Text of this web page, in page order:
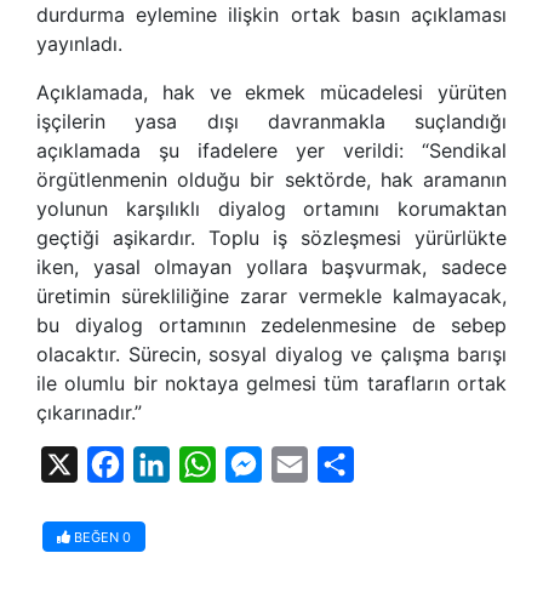
durdurma eylemine ilişkin ortak basın açıklaması
yayınladı.
Açıklamada, hak ve ekmek mücadelesi yürüten
işçilerin yasa dışı davranmakla suçlandığı
açıklamada şu ifadelere yer verildi: “Sendikal
örgütlenmenin olduğu bir sektörde, hak aramanın
yolunun karşılıklı diyalog ortamını korumaktan
geçtiği aşikardır. Toplu iş sözleşmesi yürürlükte
iken, yasal olmayan yollara başvurmak, sadece
üretimin sürekliliğine zarar vermekle kalmayacak,
bu diyalog ortamının zedelenmesine de sebep
olacaktır. Sürecin, sosyal diyalog ve çalışma barışı
ile olumlu bir noktaya gelmesi tüm tarafların ortak
çıkarınadır.”
FacebookLinkedInWhatsAppMessenger
Email
BEĞEN 0